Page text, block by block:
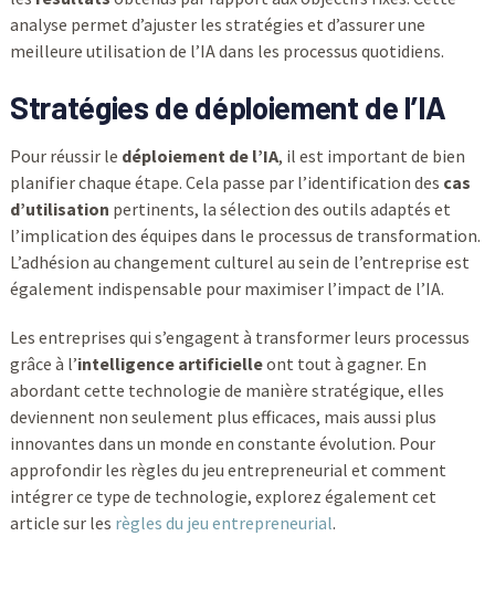
analyse permet d’ajuster les stratégies et d’assurer une
meilleure utilisation de l’IA dans les processus quotidiens.
Stratégies de déploiement de l’IA
Pour réussir le déploiement de l’IA, il est important de bien
planifier chaque étape. Cela passe par l’identification des cas
d’utilisation pertinents, la sélection des outils adaptés et
l’implication des équipes dans le processus de transformation.
L’adhésion au changement culturel au sein de l’entreprise est
également indispensable pour maximiser l’impact de l’IA.
Les entreprises qui s’engagent à transformer leurs processus
grâce à l’intelligence artificielleont tout à gagner. En
abordant cette technologie de manière stratégique, elles
deviennent non seulement plus efficaces, mais aussi plus
innovantes dans un monde en constante évolution. Pour
approfondir les règles du jeu entrepreneurial et comment
intégrer ce type de technologie, explorez également cet
article sur les règles du jeu entrepreneurial.